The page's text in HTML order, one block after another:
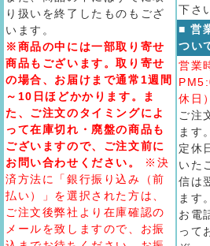
り扱いを終了したものもござ
います。
※商品の中には一部取り寄せ
商品もございます。取り寄せ
の場合、お届けまで通常1週間
～10日ほどかかります。ま
た、ご注文のタイミングによ
って在庫切れ・廃盤の商品も
ございますので、ご注文前に
お問い合わせください。
※決
済方法に「銀行振り込み（前
払い）」を選択された方は、
ご注文後弊社より在庫確認の
メールを致しますので、お振
下さ
■ 営
つい
営業
休日）
ご注
ます。
定休
いた
信は
ます
お電
って